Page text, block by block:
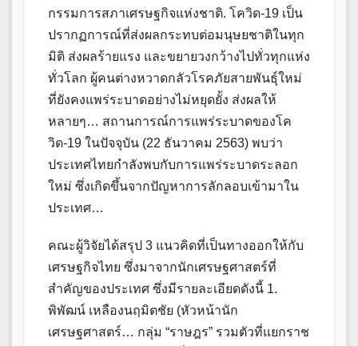
กรรมการสภาเศรษฐกิจแห่งชาติ. โควิด-19 เป็น
ปรากฏการณ์ที่ส่งผลกระทบต่อมนุษยชาติในทุก
มิติ ส่งผลร้ายแรง และขยายวงกว้างไปทั่วทุกแห่ง
ทั่วโลก ผู้คนต่างหวาดกลัวโรคภัยสายพันธุ์ใหม่
ที่ยังคงแพร่ระบาดอย่างไม่หยุดยั้ง ส่งผลให้
หลายๆ… สถานการณ์การแพร่ระบาดของโค
วิด-19 ในปัจจุบัน (22 ธันวาคม 2563) พบว่า
ประเทศไทยกำลังพบกับการแพร่ระบาดระลอก
ใหม่ ซึ่งเกิดขึ้นจากปัญหาการลักลอบเข้ามาใน
ประเทศ…
คณะผู้วิจัยได้สรุป 3 แนวคิดที่เป็นทางออกให้กับ
เศรษฐกิจไทย ซึ่งมาจากนักเศรษฐศาสตร์ที่
สำคัญของประเทศ ซึ่งมีรายละเอียดดังนี้ 1.
พิพัฒน์ เหลืองนฤมิตชัย (หัวหน้านัก
เศรษฐศาสตร์… กลุ่ม “ราษฎร” รวมตัวที่แยกราช